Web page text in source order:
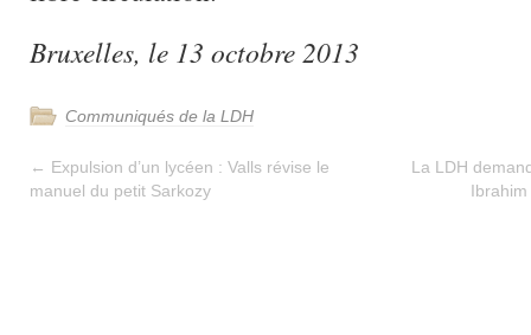
Bruxelles, le 13 octobre 2013
Communiqués de la LDH
← Expulsion d’un lycéen : Valls révise le
manuel du petit Sarkozy
La LDH